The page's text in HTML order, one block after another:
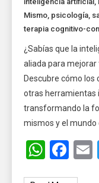
Mismo psicología
terapia cognitivo-
¿Sabías que la
aliada para
Descubre cómo
otras herramientas
transformando la
mismos y el mundo